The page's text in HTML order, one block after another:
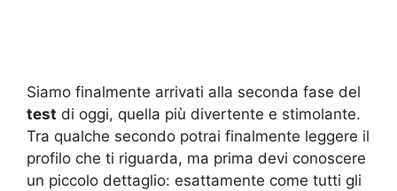
Siamo finalmente arrivati alla seconda fase del
test di oggi, quella più divertente e stimolante.
Tra qualche secondo potrai finalmente leggere il
profilo che ti riguarda, ma prima devi conoscere
un piccolo dettaglio: esattamente come tutti gli